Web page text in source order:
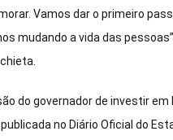
Vamos dar o primeiro
mudando a vida das
do governador de investir
no Diário Oficial do